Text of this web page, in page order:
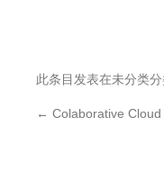
此条目发表在未分类
← Colaborative Cloud